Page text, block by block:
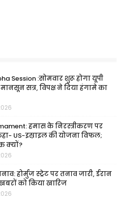
Session :सोमवार शुरू होगा यूपी
सत्र, विपक्ष ने दिया हंगामे का
हमास के निरस्त्रीकरण पर
US-इस्राइल की योजना विफल;
क्यों?
होर्मुज स्ट्रेट पर तनाव जारी, ईरान
को किया खारिज